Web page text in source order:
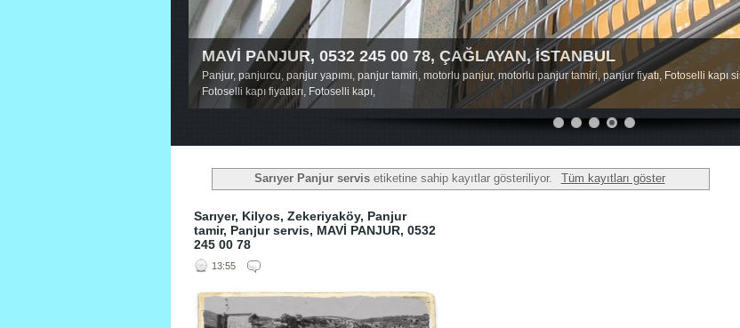
MAVİ PANJUR, 0532 245 00 78, ÇAĞLAYAN, İSTANBUL
Panjur, panjurcu, panjur yapımı, panjur tamiri, motorlu panjur, motorlu panjur tamiri, panjur fiyatı, Fotoselli kapı
Fotoselli kapı fiyatları, Fotoselli kapı,
Sarıyer Panjur servis etiketine sahip kayıtlar gösteriliyor. Tüm kayıtları göster
Sarıyer, Kilyos, Zekeriyaköy, Panjur
tamir, Panjur servis, MAVİ PANJUR, 0532
245 00 78
13:55